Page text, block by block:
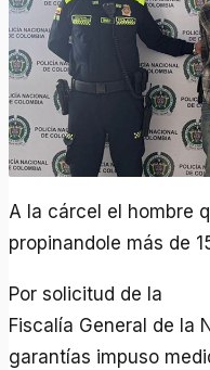
A la cárcel el hombre
propinandole más de
Por solicitud de la
Fiscalía General de la
garantías impuso